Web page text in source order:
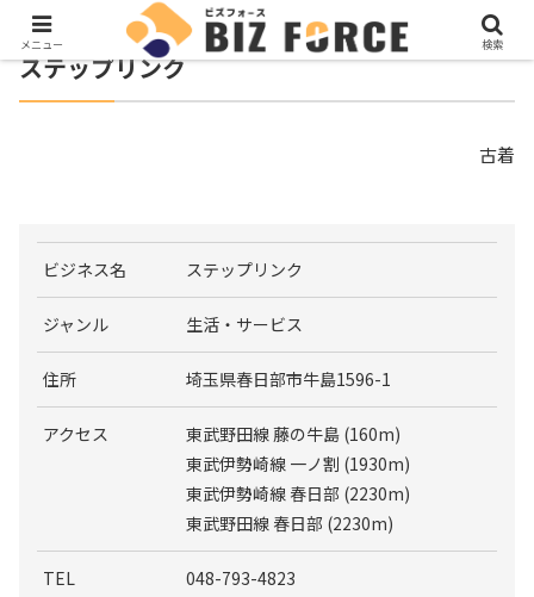
ステップリンク
古着
ビジネス名 ステップリンク
ジャンル 生活・サービス
住所 埼玉県春日部市牛島1596-1
アクセス
東武野田線 藤の牛島 (160m)
東武伊勢崎線 一ノ割 (1930m)
東武伊勢崎線 春日部 (2230m)
東武野田線 春日部 (2230m)
TEL 048-793-4823
メニュー 検索